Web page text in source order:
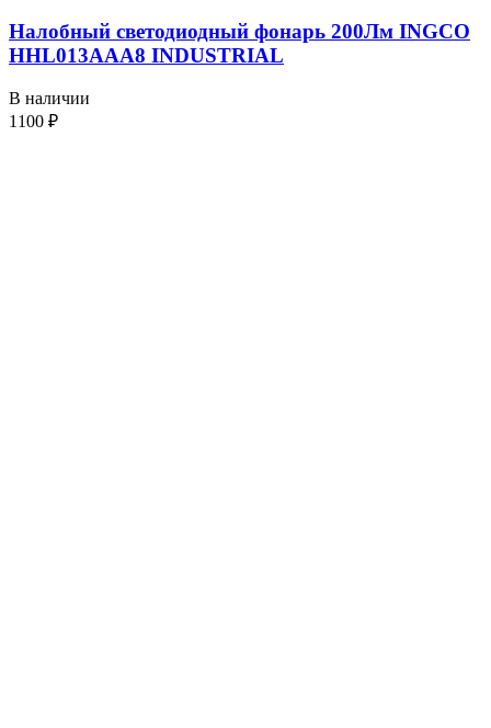
Налобный светодиодный фонарь 200Лм INGCO
HHL013AAA8 INDUSTRIAL
В наличии
1100 ₽